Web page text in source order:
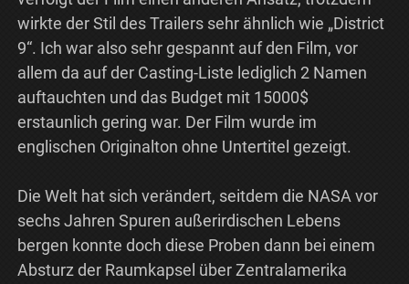
wirkte der Stil des Trailers sehr ähnlich wie „District
9“. Ich war also sehr gespannt auf den Film, vor
allem da auf der Casting-Liste lediglich 2 Namen
auftauchten und das Budget mit 15000$
erstaunlich gering war. Der Film wurde im
englischen Originalton ohne Untertitel gezeigt.
Die Welt hat sich verändert, seitdem die NASA vor
sechs Jahren Spuren außerirdischen Lebens
bergen konnte doch diese Proben dann bei einem
Absturz der Raumkapsel über Zentralamerika